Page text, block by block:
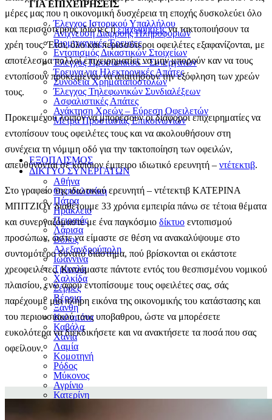
ΓΙΑ ΕΠΙΧΕΙΡΗΣΕΙΣ
Έλεγχος Ιστορικού Υπαλλήλου
Ανίχνευση Διαρροής Πληροφοριών
Βιομηχανικές Έρευνες
Εντοπισμός Δικαστικών Στοιχείων
Έλεγχος Προσωπικού – Συνεργατών
Έρευνα για Ηλεκτρονικές Απάτες
Συνοδεία Χρηματαποστολών
Έλεγχος Τηλεφωνικών Συνδιαλέξεων
Ασφαλιστικές Απάτες
Ανάκτηση Χρεών – Εύρεση Οφειλετών
Μέτρα Προστασίας Επικοινωνιών
ΕΞΟΠΛΙΣΜΟΣ
ΔΙΚΤΥΟ ΣΥΝΕΡΓΑΤΩΝ
Αθήνα
Θεσσαλονίκη
Πάτρα
Ηράκλειο
Πειραιάς
Λάρισα
Βόλος
Αλεξανδρούπολη
Ιωάννινα
Τρίκαλα
Χαλκίδα
Σέρρες
Βέροια
Ξάνθη
Καλαμάτα
Καβάλα
Χανιά
Λαμία
Κομοτηνή
Ρόδος
Μύκονος
Αγρίνιο
Κατερίνη
μέρες μας που η οικονομική δυσχέρεια τη εποχής δυσκολεύει όλο
και περισσότερους ιδιώτες ήεπιχειρήσειςνα τακτοποιήσουν τα
χρέη τους. Έτσι, όλο και περισσότεροι οφειλέτες εξαφανίζονται, με
αποτέλεσμα πολλοί επιχειρηματίες να μην μπορούν καν να τους
εντοπίσουν προκειμένου να απαιτήσουν την εξόφληση των χρεών
τους.
Προκειμένου λοιπόν να μπορέσουν οι διάφοροι επιχειρηματίες να
εντοπίσουν τους οφειλέτες τους και να ακολουθήσουν στη
συνέχεια τη νόμιμη οδό για την τακτοποίηση των οφειλών,
απευθύνονται σε κάποιον έμπειρο ιδιωτικό ερευνητή – ντέτεκτιβ.
Στο γραφείο της ιδιωτικού ερευνητή – ντέτεκτιβ ΚATΕΡΙΝΑ
ΜΠΙΤΖΙΟΥ διαθέτουμε 33 χρόνια εμπειρία πάνω σε τέτοια θέματα
και συνεργαζόμαστε με ένα παγκόσμιο δίκτυο εντοπισμού
προσώπων, ώστε να είμαστε σε θέση να ανακαλύψουμε στο
συντομότερο δυνατό διάστημα, πού βρίσκονται οι εκάστοτε
χρεοφειλέτες. Κινούμαστε πάντοτε εντός του θεσπισμένου νομικού
πλαισίου, ενώ αφού εντοπίσουμε τους οφειλέτες σας, σάς
παρέχουμε μία πλήρη εικόνα της οικονομικής του κατάστασης και
του περιουσιακού τους υποβαθρου, ώστε να μπορέσετε
ευκολότερα να διεκδικήσετε και να ανακτήσετε τα ποσά που σας
οφείλουν.